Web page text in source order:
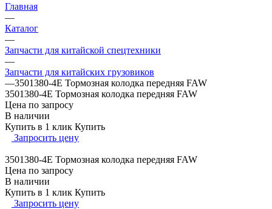
Главная
—
Каталог
—
Запчасти для китайской спецтехники
—
Запчасти для китайских грузовиков
—3501380-4E Тормозная колодка передняя FAW
3501380-4E Тормозная колодка передняя FAW
Цена по запросу
В наличии
Купить в 1 клик Купить
Запросить цену
3501380-4E Тормозная колодка передняя FAW
Цена по запросу
В наличии
Купить в 1 клик Купить
Запросить цену